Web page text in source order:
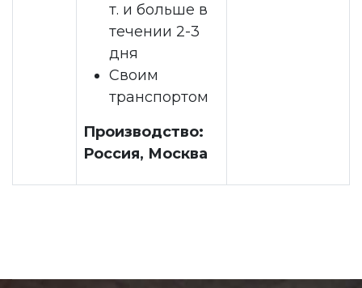
т. и больше в
течении 2-3
дня
Своим
транспортом
Производство:
Россия, Москва